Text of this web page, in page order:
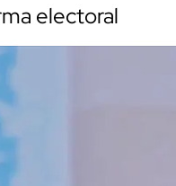
electoral